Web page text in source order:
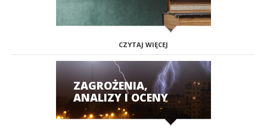
CZYTAJ WIĘCEJ
ZAGROŻENIA,
ANALIZY I OCENY